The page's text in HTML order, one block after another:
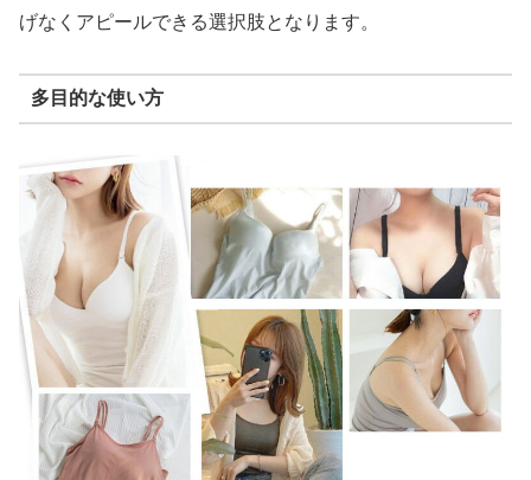
げなくアピールできる選択肢となります。
多目的な使い方